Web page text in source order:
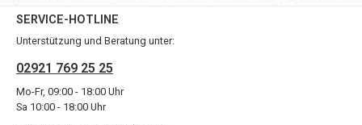
SERVICE-HOTLINE
Unterstützung und Beratung unter:
02921 769 25 25
Mo-Fr, 09:00 - 18:00 Uhr
Sa 10:00 - 18:00 Uhr